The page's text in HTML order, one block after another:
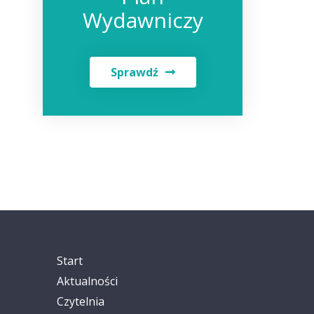
Wydawniczy
Sprawdź
Start
Aktualności
Czytelnia